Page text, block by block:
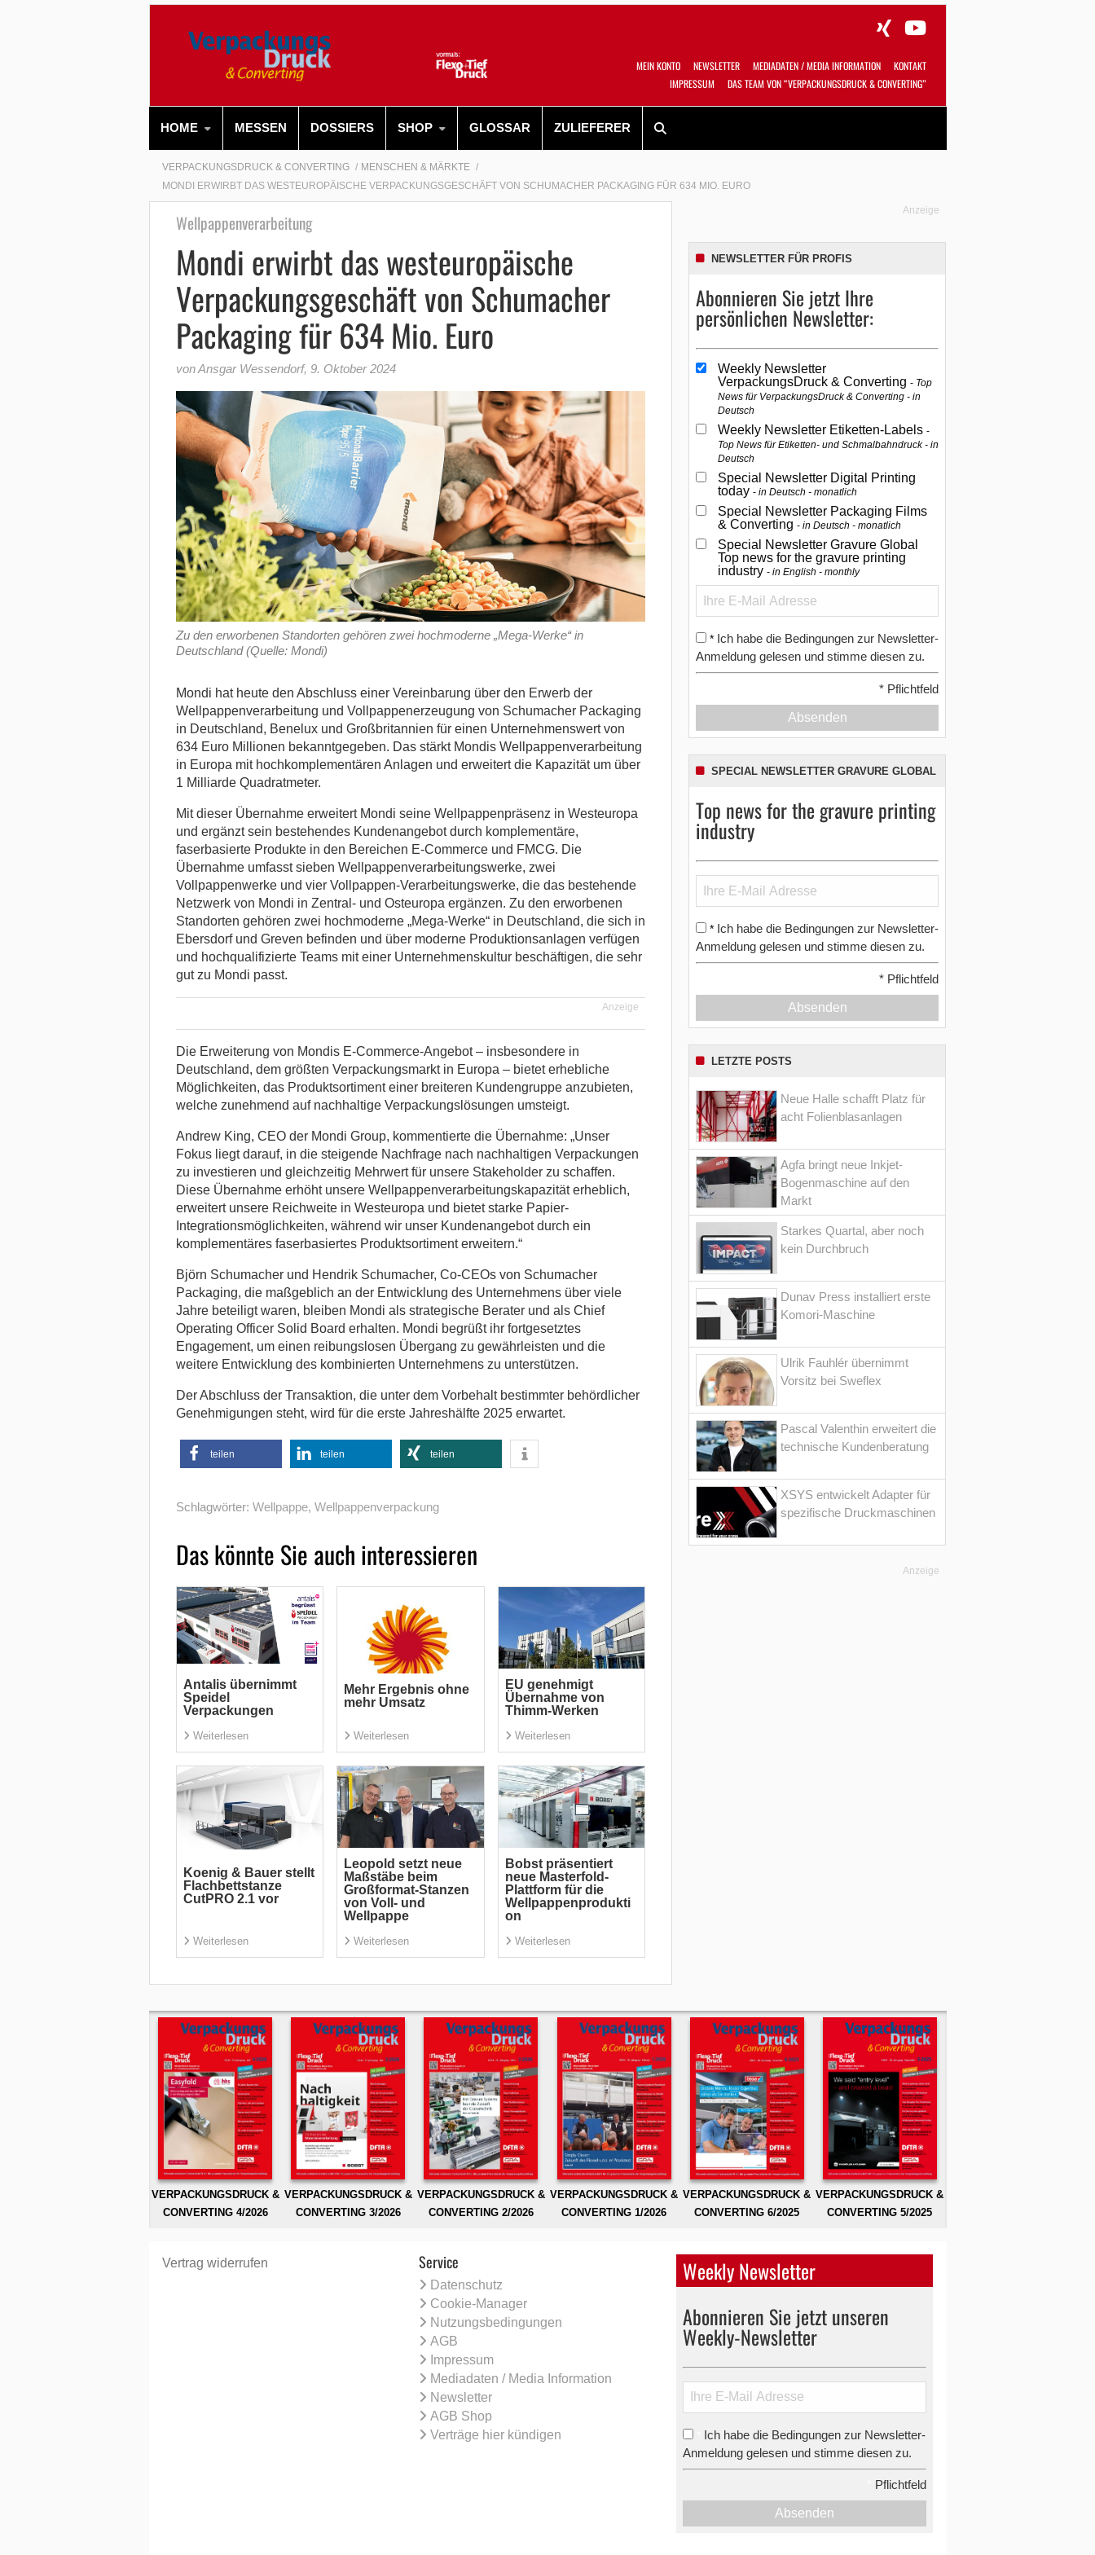
MEIN KONTO NEWSLETTER MEDIADATEN / MEDIA INFORMATION
KONTAKT
IMPRESSUM
DAS TEAM VON “VERPACKUNGSDRUCK & CONVERTING”
HOME MESSEN DOSSIERS SHOP GLOSSAR ZULIEFERER
VERPACKUNGSDRUCK & CONVERTING
MENSCHEN & MÄRKTE
MONDI ERWIRBT DAS WESTEUROPÄISCHE VERPACKUNGSGESCHÄFT VON SCHUMACHER PACKAGING FÜR 634 MIO. EURO
Wellpappenverarbeitung
Mondi erwirbt das westeuropäische
Verpackungsgeschäft von Schumacher
Packaging für 634 Mio. Euro
von Ansgar Wessendorf, 9. Oktober 2024
Zu den erworbenen Standorten gehören zwei hochmoderne „Mega-Werke“ in
Deutschland (Quelle: Mondi)
Mondi hat heute den Abschluss einer Vereinbarung über den Erwerb der
Wellpappenverarbeitung und Vollpappenerzeugung von Schumacher Packaging
in Deutschland, Benelux und Großbritannien für einen Unternehmenswert von
634 Euro Millionen bekanntgegeben. Das stärkt Mondis Wellpappenverarbeitung
in Europa mit hochkomplementären Anlagen und erweitert die Kapazität um über
1 Milliarde Quadratmeter.
Mit dieser Übernahme erweitert Mondi seine Wellpappenpräsenz in Westeuropa
und ergänzt sein bestehendes Kundenangebot durch komplementäre,
faserbasierte Produkte in den Bereichen E-Commerce und FMCG. Die
Übernahme umfasst sieben Wellpappenverarbeitungswerke, zwei
Vollpappenwerke und vier Vollpappen-Verarbeitungswerke, die das bestehende
Netzwerk von Mondi in Zentral- und Osteuropa ergänzen. Zu den erworbenen
Standorten gehören zwei hochmoderne „Mega-Werke“ in Deutschland, die sich in
Ebersdorf und Greven befinden und über moderne Produktionsanlagen verfügen
und hochqualifizierte Teams mit einer Unternehmenskultur beschäftigen, die sehr
gut zu Mondi passt.
Anzeige
Die Erweiterung von Mondis E-Commerce-Angebot – insbesondere in
Deutschland, dem größten Verpackungsmarkt in Europa – bietet erhebliche
Möglichkeiten, das Produktsortiment einer breiteren Kundengruppe anzubieten,
welche zunehmend auf nachhaltige Verpackungslösungen umsteigt.
Andrew King, CEO der Mondi Group, kommentierte die Übernahme: „Unser
Fokus liegt darauf, in die steigende Nachfrage nach nachhaltigen Verpackungen
zu investieren und gleichzeitig Mehrwert für unsere Stakeholder zu schaffen.
Diese Übernahme erhöht unsere Wellpappenverarbeitungskapazität erheblich,
erweitert unsere Reichweite in Westeuropa und bietet starke Papier-
Integrationsmöglichkeiten, während wir unser Kundenangebot durch ein
komplementäres faserbasiertes Produktsortiment erweitern.“
Björn Schumacher und Hendrik Schumacher, Co-CEOs von Schumacher
Packaging, die maßgeblich an der Entwicklung des Unternehmens über viele
Jahre beteiligt waren, bleiben Mondi als strategische Berater und als Chief
Operating Officer Solid Board erhalten. Mondi begrüßt ihr fortgesetztes
Engagement, um einen reibungslosen Übergang zu gewährleisten und die
weitere Entwicklung des kombinierten Unternehmens zu unterstützen.
Der Abschluss der Transaktion, die unter dem Vorbehalt bestimmter behördlicher
Genehmigungen steht, wird für die erste Jahreshälfte 2025 erwartet.
teilen teilen teilen
Schlagwörter: Wellpappe, Wellpappenverpackung
Das könnte Sie auch interessieren
Antalis übernimmt
Speidel
Verpackungen
Weiterlesen
Mehr Ergebnis ohne
mehr Umsatz
Weiterlesen
EU genehmigt
Übernahme von
Thimm-Werken
Weiterlesen
Koenig & Bauer stellt
Flachbettstanze
CutPRO 2.1 vor
Weiterlesen
Leopold setzt neue
Maßstäbe beim
Großformat-Stanzen
von Voll- und
Wellpappe
Weiterlesen
Bobst präsentiert
neue Masterfold-
Plattform für die
Wellpappenprodukti
on
Weiterlesen
Anzeige
NEWSLETTER FÜR PROFIS
Abonnieren Sie jetzt Ihre
persönlichen Newsletter:
Weekly Newsletter
VerpackungsDruck & Converting Top
News für VerpackungsDruck & Converting - in
Deutsch
Weekly Newsletter Etiketten-Labels
Top News für Etiketten- und Schmalbahndruck - in
Deutsch
Special Newsletter Digital Printing
today in Deutsch - monatlich
Special Newsletter Packaging Films
& Converting in Deutsch - monatlich
Special Newsletter Gravure Global
Top news for the gravure printing
industry in English - monthly
* Ich habe die Bedingungen zur Newsletter-
Anmeldung gelesen und stimme diesen zu.
* Pflichtfeld
Absenden
SPECIAL NEWSLETTER GRAVURE GLOBAL
Top news for the gravure printing
industry
* Ich habe die Bedingungen zur Newsletter-
Anmeldung gelesen und stimme diesen zu.
* Pflichtfeld
Absenden
LETZTE POSTS
Neue Halle schafft Platz für
acht Folienblasanlagen
Agfa bringt neue Inkjet-
Bogenmaschine auf den
Markt
Starkes Quartal, aber noch
kein Durchbruch
Dunav Press installiert erste
Komori-Maschine
Ulrik Fauhlér übernimmt
Vorsitz bei Sweflex
Pascal Valenthin erweitert die
technische Kundenberatung
XSYS entwickelt Adapter für
spezifische Druckmaschinen
Anzeige
VERPACKUNGSDRUCK &
CONVERTING 4/2026
VERPACKUNGSDRUCK &
CONVERTING 3/2026
VERPACKUNGSDRUCK &
CONVERTING 2/2026
VERPACKUNGSDRUCK &
CONVERTING 1/2026
VERPACKUNGSDRUCK &
CONVERTING 6/2025
VERPACKUNGSDRUCK &
CONVERTING 5/2025
Vertrag widerrufen Service
Datenschutz
Cookie-Manager
Nutzungsbedingungen
AGB
Impressum
Mediadaten / Media Information
Newsletter
AGB Shop
Verträge hier kündigen
Weekly Newsletter
Abonnieren Sie jetzt unseren
Weekly-Newsletter
Ich habe die Bedingungen zur Newsletter-
Anmeldung gelesen und stimme diesen zu.
Pflichtfeld
Absenden